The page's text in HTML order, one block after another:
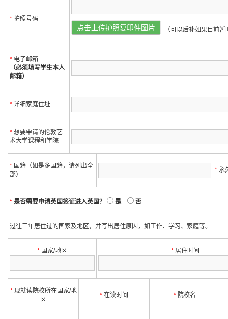
* 护照号码
点击上传护照复印件图片 （可以后补如果目前暂
* 电子邮箱
（必须填写学生本人
邮箱）
* 详细家庭住址
* 想要申请的伦敦艺
术大学课程和学院
* 国籍（如是多国籍，请列出全
部）
* 永
* 是否需要申请英国签证进入英国？ 是 否
过往三年居住过的国家及地区，并写出居住原因，如工作、学习、家庭等。
* 国家/地区 * 居住时间
*现就读院校所在国家/地
区
* 在读时间 * 院校名